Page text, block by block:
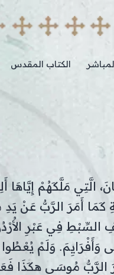
الكتاب المقدس
الَّتِي مَلَّكَهُمْ إِيَّاهَا
كَمَا أَمَرَ الرَّبُّ عَنْ
فِي عَبْرِ الأُرْدُنِّ.
وَلَمْ يُعْطُوا
الرَّبُّ مُوسَى هكَذَا